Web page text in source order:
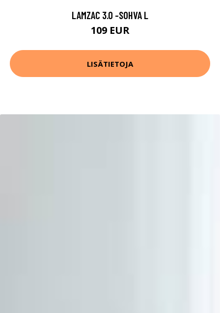
LAMZAC 3.0 -SOHVA L
109 EUR
LISÄTIETOJA